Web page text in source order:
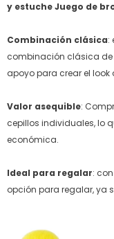
y estuche Juego de
Combinación clásica:
combinación clásica de
apoyo para crear el
Valor asequible:
cepillos individuales, lo
económica.
Ideal para regalar:
opción para regalar, ya